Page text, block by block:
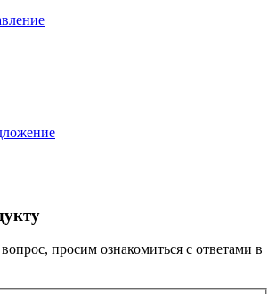
просим ознакомиться с ответами в